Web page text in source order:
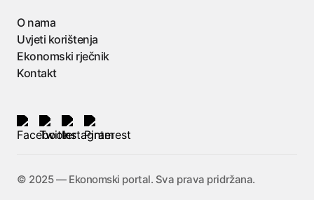
O nama
Uvjeti korištenja
Ekonomski rječnik
Kontakt
©️ 2025 — Ekonomski portal. Sva prava pridržana.